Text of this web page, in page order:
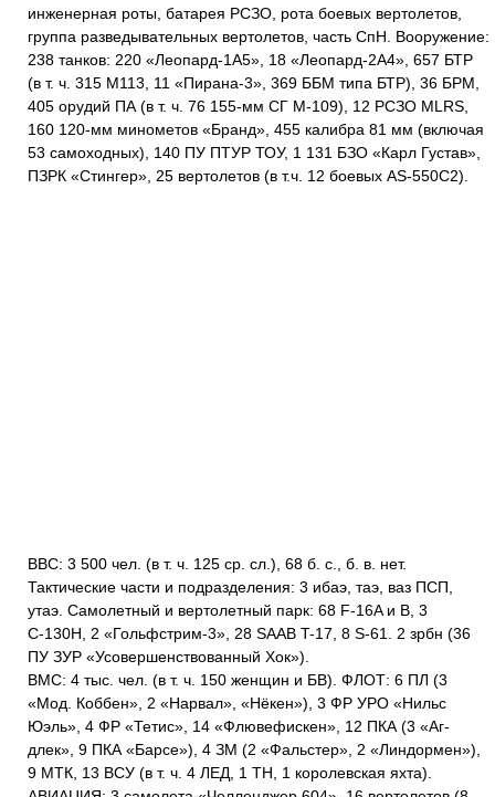
инженерная роты, батарея РСЗО, рота боевых вертолетов,
группа разведывательных вертолетов, часть СпН. Вооружение:
238 танков: 220 «Леопард-1А5», 18 «Леопард-2А4», 657 БТР
(в т. ч. 315 М113, 11 «Пирана-3», 369 ББМ типа БТР), 36 БРМ,
405 орудий ПА (в т. ч. 76 155-мм СГ М-109), 12 РСЗО MLRS,
160 120-мм минометов «Бранд», 455 калибра 81 мм (включая
53 самоходных), 140 ПУ ПТУР ТОУ, 1 131 БЗО «Карл Густав»,
ПЗРК «Стингер», 25 вертолетов (в т.ч. 12 боевых AS-550C2).
ВВС: 3 500 чел. (в т. ч. 125 ср. сл.), 68 б. с., б. в. нет.
Тактические части и подразделения: 3 ибаэ, таэ, ваз ПСП,
утаэ. Самолетный и вертолетный парк: 68 F-16A и В, 3
С-130Н, 2 «Гольфстрим-3», 28 SAAB T-17, 8 S-61. 2 зрбн (36
ПУ ЗУР «Усовершенствованный Хок»).
ВМС: 4 тыс. чел. (в т. ч. 150 женщин и БВ). ФЛОТ: 6 ПЛ (3
«Мод. Коббен», 2 «Нарвал», «Нёкен»), 3 ФР УРО «Нильс
Юэль», 4 ФР «Тетис», 14 «Флювефискен», 12 ПКА (3 «Аг-
длек», 9 ПКА «Барсе»), 4 ЗМ (2 «Фальстер», 2 «Линдормен»),
9 МТК, 13 ВСУ (в т. ч. 4 ЛЕД, 1 ТН, 1 королевская яхта).